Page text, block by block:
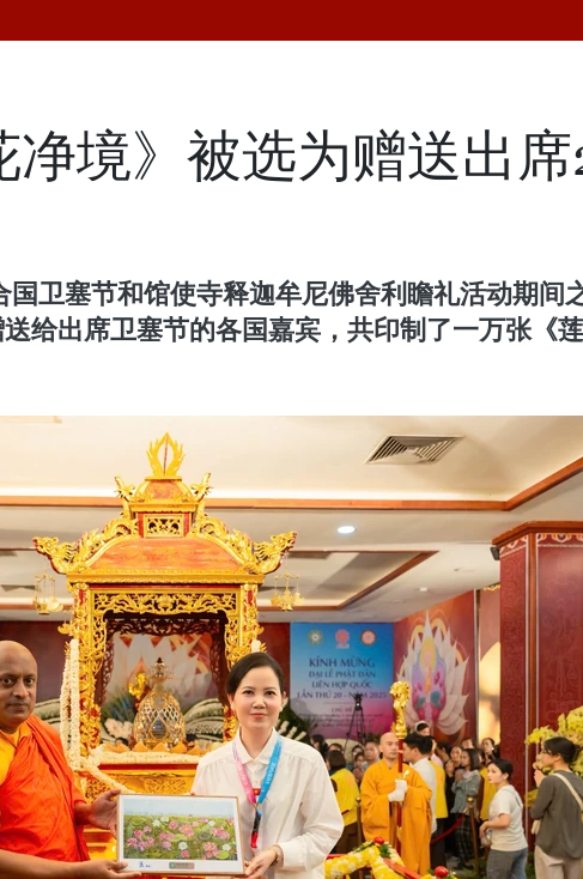
净境》被选为赠送出
卫塞节和馆使寺释迦牟尼佛舍利瞻礼活动期间
给出席卫塞节的各国嘉宾，共印制了一万张《莲